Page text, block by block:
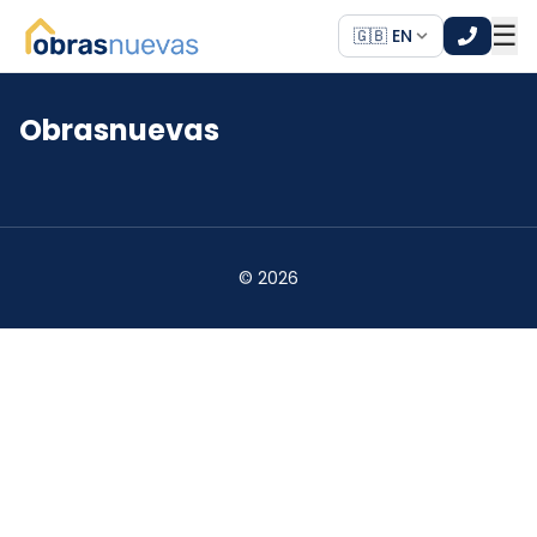
🇬🇧 EN ☰
*
Obrasnuevas
© 2026